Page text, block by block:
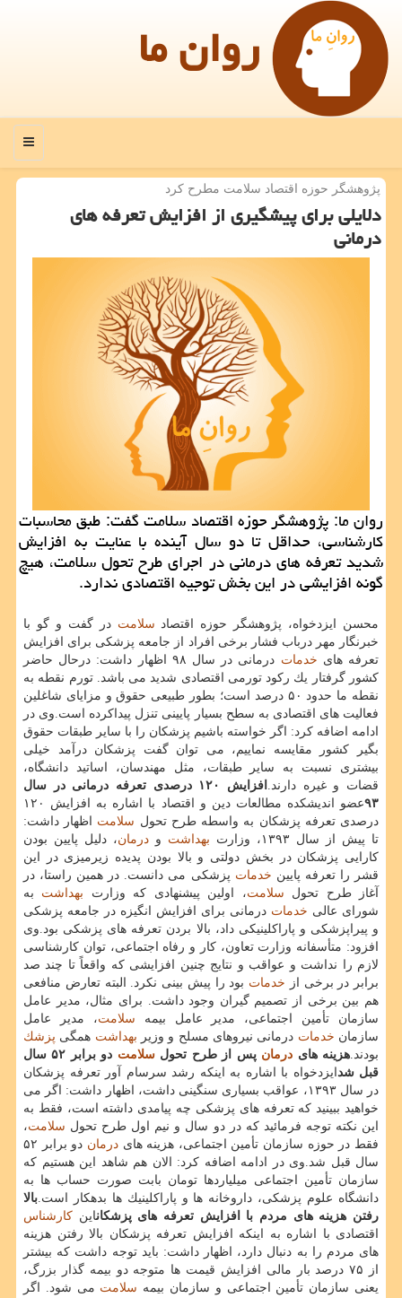
روان ما
منو
پژوهشگر حوزه اقتصاد سلامت مطرح كرد
دلایلی برای پیشگیری از افزایش تعرفه های
درمانی
روان ما: پژوهشگر حوزه اقتصاد سلامت گفت: طبق محاسبات
كارشناسی، حداقل تا دو سال آینده با عنایت به افزایش
شدید تعرفه های درمانی در اجرای طرح تحول سلامت، هیچ
گونه افزایشی در این بخش توجیه اقتصادی ندارد.
محسن ایزدخواه، پژوهشگر حوزه اقتصاد سلامت در گفت و گو با
خبرنگار مهر درباب فشار برخی افراد از جامعه پزشكی برای افزایش
تعرفه های خدمات
درمانی در سال ۹۸ اظهار داشت: درحال حاضر
كشور گرفتار یك ركود تورمی اقتصادی شدید می باشد. تورم نقطه به
نقطه ما حدود ۵۰ درصد است؛ بطور طبیعی حقوق و مزایای شاغلین
فعالیت های اقتصادی به سطح بسیار پایینی تنزل پیداكرده است.وی در
ادامه اضافه كرد: اگر خواسته باشیم پزشكان را با سایر طبقات حقوق
بگیر كشور مقایسه نماییم، می توان گفت پزشكان درآمد خیلی
بیشتری نسبت به سایر طبقات، مثل مهندسان، اساتید دانشگاه،
قضات و غیره دارند.
افزایش ۱۲۰ درصدی تعرفه درمانی در سال
۹۳
عضو اندیشكده مطالعات دین و اقتصاد با اشاره به افزایش ۱۲۰
درصدی تعرفه پزشكان به واسطه طرح تحول سلامت اظهار داشت:
تا پیش از سال ۱۳۹۳، وزارت
بهداشت و درمان، دلیل پایین بودن
كارایی پزشكان در بخش دولتی و بالا بودن پدیده زیرمیزی در این
قشر را تعرفه پایین خدمات پزشكی می دانست. در همین راستا، در
آغاز طرح تحول سلامت، اولین پیشنهادی كه وزارت بهداشت به
شورای عالی خدمات درمانی برای افزایش انگیزه در جامعه پزشكی
و پیراپزشكی و پاراكلینیكی داد، بالا بردن تعرفه های پزشكی بود.وی
افزود: متأسفانه وزارت تعاون، كار و رفاه اجتماعی، توان كارشناسی
لازم را نداشت و عواقب و نتایج چنین افزایشی كه واقعاً تا چند صد
برابر در برخی از خدمات بود را پیش بینی نكرد. البته تعارض منافعی
هم بین برخی از تصمیم گیران وجود داشت. برای مثال، مدیر عامل
سازمان تأمین اجتماعی، مدیر عامل بیمه سلامت، مدیر عامل
سازمان خدمات درمانی نیروهای مسلح و وزیر بهداشت همگی پزشك
بودند.هزینه های درمان پس از طرح تحولسلامت
دو برابر ۵۲ سال
قبل شد ایزدخواه با اشاره به اینكه رشد سرسام آور تعرفه پزشكان
در سال ۱۳۹۳، عواقب بسیاری سنگینی داشت، اظهار داشت: اگر می
خواهید ببینید كه تعرفه های پزشكی چه پیامدی داشته است، فقط به
این نكته توجه فرمائید كه در دو سال و نیم اول طرح تحول سلامت،
فقط در حوزه سازمان تأمین اجتماعی، هزینه هایدرمان
دو برابر ۵۲
سال قبل شد.وی در ادامه اضافه كرد: الان هم شاهد این هستیم كه
سازمان تأمین اجتماعی میلیاردها تومان بابت صورت حساب ها به
دانشگاه علوم پزشكی، داروخانه ها و پاراكلینیك ها بدهكار است.بالا
رفتن هزینه های مردم با افزایش تعرفه های پزشكاناین كارشناس
اقتصادی با اشاره به اینكه افزایش تعرفه پزشكان بالا رفتن هزینه
های مردم را به دنبال دارد، اظهار داشت: باید توجه داشت كه بیشتر
از ۷۵ درصد بار مالی افزایش قیمت ها متوجه دو بیمه گذار بزرگ،
یعنی سازمان تأمین اجتماعی و سازمان بیمه سلامت می شود. اگر